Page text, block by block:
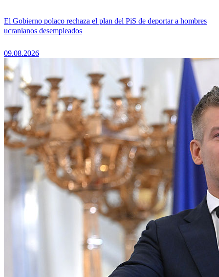
El Gobierno polaco rechaza el plan del PiS de deportar a hombres
ucranianos desempleados
09.08.2026